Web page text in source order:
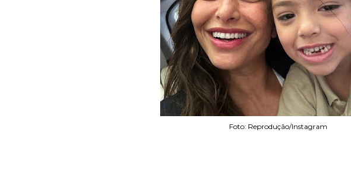
Foto: Reprodução/Instagram